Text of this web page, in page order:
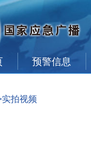
预警信息
实拍视频